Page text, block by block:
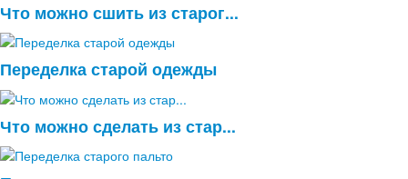
Что можно сшить из старог...
Переделка старой одежды
Что можно сделать из стар...